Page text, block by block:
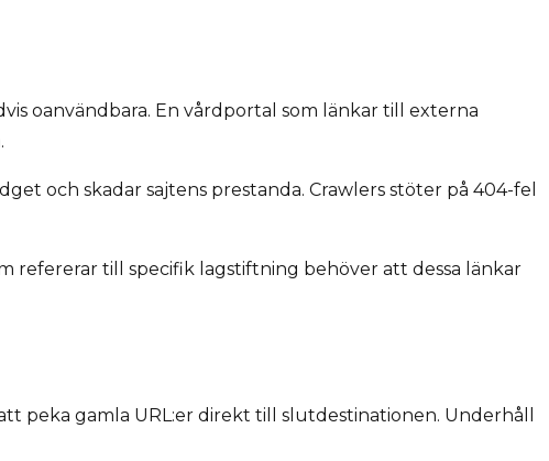
oanvändbara. En vårdportal som länkar till externa
och skadar sajtens prestanda. Crawlers stöter på 404-fel
refererar till specifik lagstiftning behöver att dessa länkar
peka gamla URL:er direkt till slutdestinationen. Underhåll